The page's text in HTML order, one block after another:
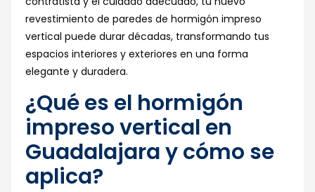
revestimiento de paredes de hormigón impreso
vertical puede durar décadas, transformando tus
espacios interiores y exteriores en una forma
elegante y duradera.
¿Qué es el hormigón
impreso vertical en
Guadalajara y cómo se
aplica?